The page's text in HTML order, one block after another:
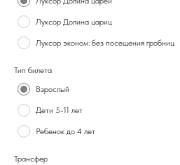
Луксор Долина цариц
Луксор эконом: без посещения гробниц
Тип билета
Взрослый
Дети 5-11 лет
Ребенок до 4 лет
Трансфер